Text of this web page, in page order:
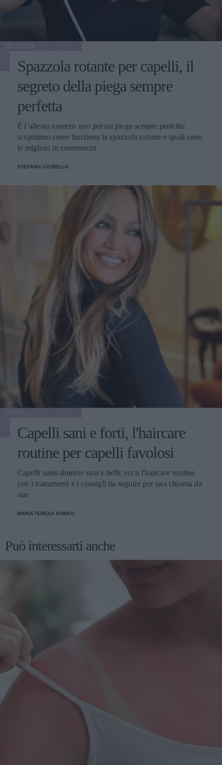
Spazzola rotante per capelli, il
segreto della piega sempre
perfetta
È l’alleata numero uno per un piega sempre perfetta:
scopriamo come funziona la spazzola rotante e quali sono
le migliori in commercio
STEFANIA CICIRELLO
Capelli sani e forti, l'haircare
routine per capelli favolosi
Capelli naturalmente sani e belli: ecco l'haircare routine
con i trattamenti e i consigli da seguire per una chioma da
star
MARIA TERESA BIANCO
Può interessarti anche